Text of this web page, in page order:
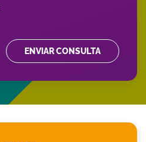
ENVIAR CONSULTA